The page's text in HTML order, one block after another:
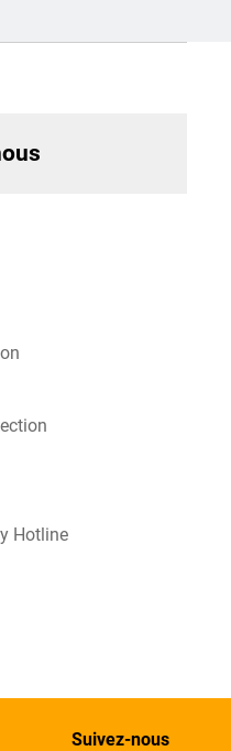
Hotline
Suivez-nous